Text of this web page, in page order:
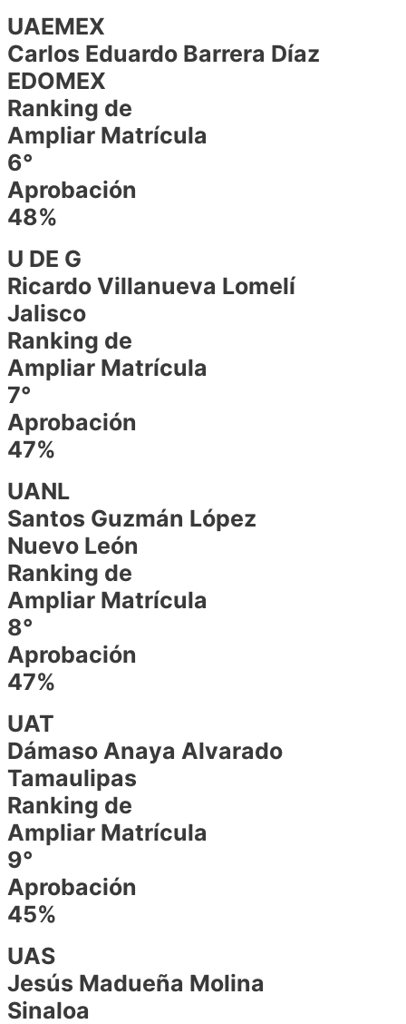
UAEMEX
Carlos Eduardo Barrera Díaz
EDOMEX
Ranking de
Ampliar Matrícula
6°
Aprobación
48%
U DE G
Ricardo Villanueva Lomelí
Jalisco
Ranking de
Ampliar Matrícula
7°
Aprobación
47%
UANL
Santos Guzmán López
Nuevo León
Ranking de
Ampliar Matrícula
8°
Aprobación
47%
UAT
Dámaso Anaya Alvarado
Tamaulipas
Ranking de
Ampliar Matrícula
9°
Aprobación
45%
UAS
Jesús Madueña Molina
Sinaloa